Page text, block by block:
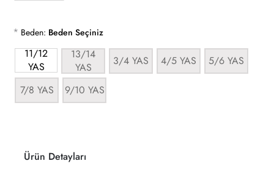
* Beden: Beden Seçiniz
11/12
YAS
13/14
YAS
3/4 YAS 4/5 YAS 5/6 YAS
7/8 YAS 9/10 YAS
Ürün Detayları